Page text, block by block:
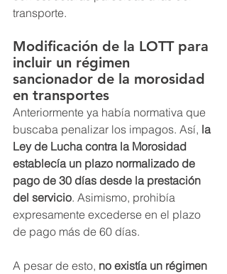
transporte.
Modificación de la LOTT para
incluir un régimen
sancionador de la morosidad
en transportes
Anteriormente ya había normativa que
buscaba penalizar los impagos. Así, la
Ley de Lucha contra la Morosidad
establecía un plazo normalizado de
pago de 30 días desde la prestación
del servicio. Asimismo, prohibía
expresamente excederse en el plazo
de pago más de 60 días.
A pesar de esto, no existía un régimen